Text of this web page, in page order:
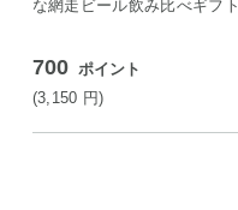
な網走ビール飲み比べギフト
700 ポイント
(3,150 円)